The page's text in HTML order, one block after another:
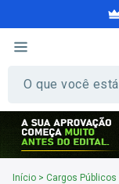
Início > Cargos Públicos